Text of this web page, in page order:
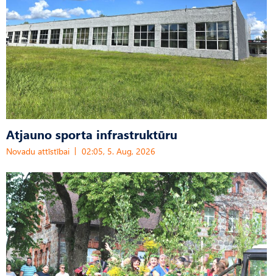
Atjauno sporta infrastruktūru
Novadu attīstībai 02:05, 5. Aug, 2026